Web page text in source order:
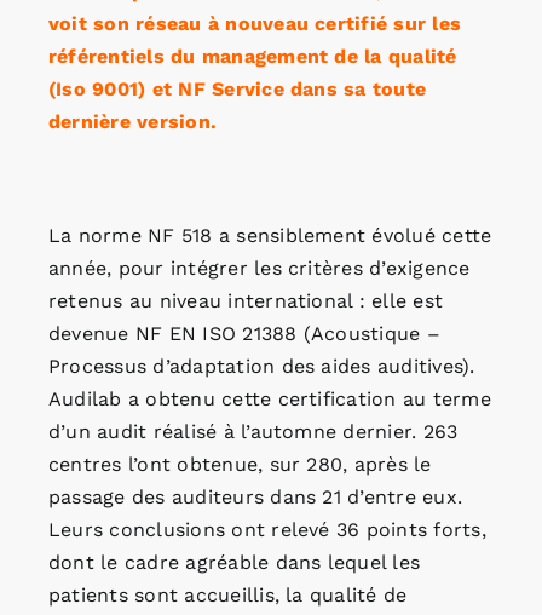
voit son réseau à nouveau certifié sur les
référentiels du management de la qualité
(Iso 9001) et NF Service dans sa toute
dernière version.
La norme NF 518 a sensiblement évolué cette
année, pour intégrer les critères d’exigence
retenus au niveau international : elle est
devenue NF EN ISO 21388 (Acoustique –
Processus d’adaptation des aides auditives).
Audilab a obtenu cette certification au terme
d’un audit réalisé à l’automne dernier. 263
centres l’ont obtenue, sur 280, après le
passage des auditeurs dans 21 d’entre eux.
Leurs conclusions ont relevé 36 points forts,
dont le cadre agréable dans lequel les
patients sont accueillis, la qualité de